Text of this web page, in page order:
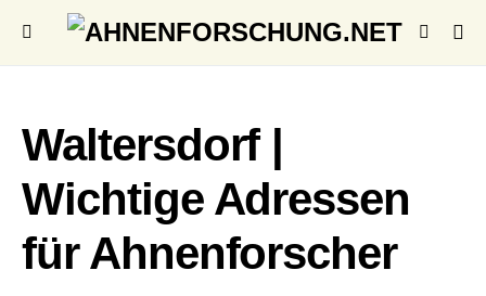
Waltersdorf |
Wichtige Adressen
für Ahnenforscher